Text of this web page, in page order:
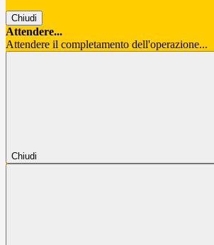
Chiudi
Attendere...
Attendere il completamento dell'operazione...
Chiudi